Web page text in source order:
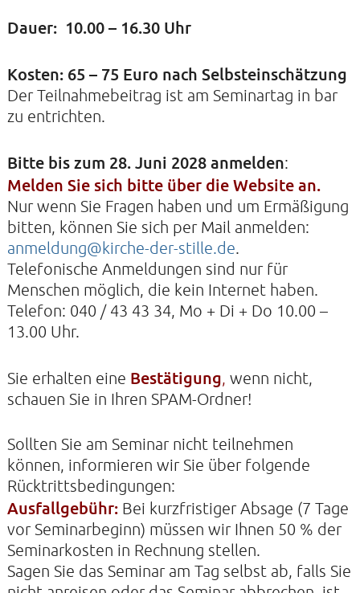
Dauer: 10.00 – 16.30 Uhr
Kosten: 65 – 75 Euro nach Selbsteinschätzung
Der Teilnahmebeitrag ist am Seminartag in bar
zu entrichten.
Bitte bis zum 28. Juni 2028 anmelden:
Melden Sie sich bitte über die Website an.
Nur wenn Sie Fragen haben und um Ermäßigung
bitten, können Sie sich per Mail anmelden:
anmeldung@kirche-der-stille.de.
Telefonische Anmeldungen sind nur für
Menschen möglich, die kein Internet haben.
Telefon: 040 / 43 43 34, Mo + Di + Do 10.00 –
13.00 Uhr.
Sie erhalten eine Bestätigung, wenn nicht,
schauen Sie in Ihren SPAM-Ordner!
Sollten Sie am Seminar nicht teilnehmen
können, informieren wir Sie über folgende
Rücktrittsbedingungen:
Ausfallgebühr: Bei kurzfristiger Absage (7 Tage
vor Seminarbeginn) müssen wir Ihnen 50 % der
Seminarkosten in Rechnung stellen.
Sagen Sie das Seminar am Tag selbst ab, falls Sie